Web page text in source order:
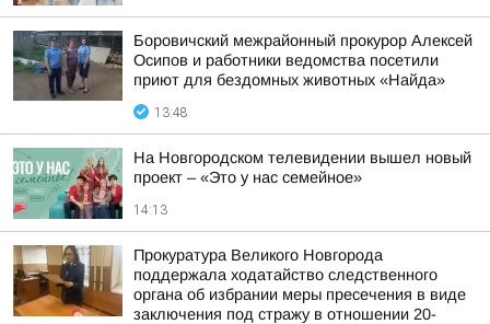
Боровичский межрайонный прокурор Алексей
Осипов и работники ведомства посетили
приют для бездомных животных «Найда»
13:48
На Новгородском телевидении вышел новый
проект – «Это у нас семейное»
14:13
Прокуратура Великого Новгорода
поддержала ходатайство следственного
органа об избрании меры пресечения в виде
заключения под стражу в отношении 20-